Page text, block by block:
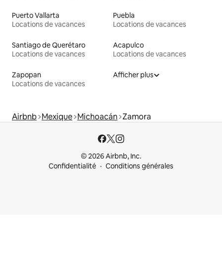
Puerto Vallarta
Locations de vacances
Puebla
Locations de vacances
Santiago de Querétaro
Locations de vacances
Acapulco
Locations de vacances
Zapopan
Locations de vacances
Afficher plus
Airbnb Mexique Michoacán Zamora
© 2026 Airbnb, Inc.
Confidentialité
Conditions générales